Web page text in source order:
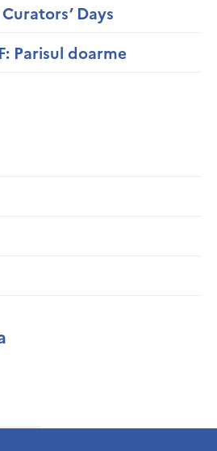
Days
Parisul doarme